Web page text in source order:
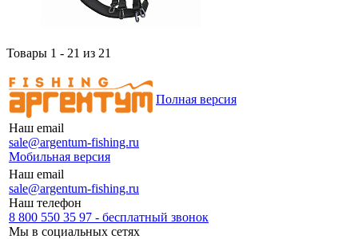
Товары 1 - 21 из 21
Наш email
sale@argentum-fishing.ru
Мобильная версия
Полная версия
Наш email
sale@argentum-fishing.ru
Наш телефон
8 800 550 35 97 - бесплатный звонок
Мы в социальных сетях